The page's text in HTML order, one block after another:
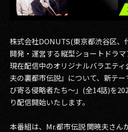
2025
2024
2023
2021
株式会社DONUTS(東京都渋谷区、
開発・運営する縦型ショートドラマ
現在配信中のオリジナルバラエテ
夫の裏都市伝説』について、新テ
び寄る侵略者たち〜」(全14話)を
り配信開始いたします。
本番組は、Mr.都市伝説 関暁夫さん